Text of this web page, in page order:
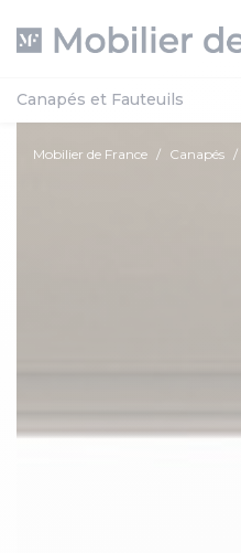
Canapés et Fauteuils
Mobilier de France Canapés